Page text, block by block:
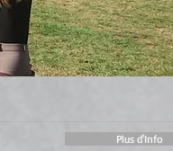
Plus d'Info